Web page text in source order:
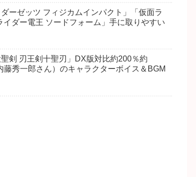
ーゼッツ フィジカムインパクト」「仮面ラ
ダー電王 ソードフォーム」手に取りやすい
剣 刃王剣十聖刃」DX版対比約200％約
秀一郎さん）のキャラクターボイス＆BGM